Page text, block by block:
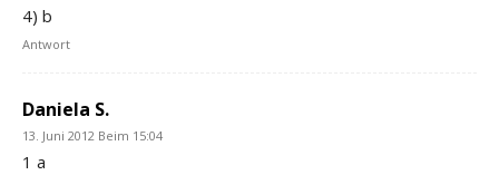
4) b
Antwort
Daniela S.
13. Juni 2012 Beim 15:04
1 a